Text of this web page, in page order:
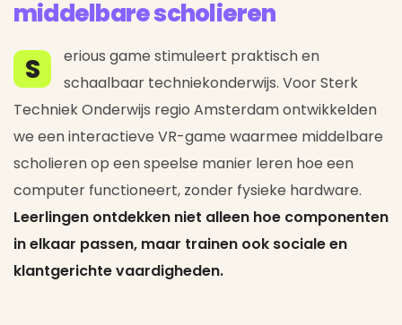
middelbare scholieren
S
erious game stimuleert praktisch en
schaalbaar techniekonderwijs. Voor Sterk
Techniek Onderwijs regio Amsterdam ontwikkelden
we een interactieve VR-game waarmee middelbare
scholieren op een speelse manier leren hoe een
computer functioneert, zonder fysieke hardware.
Leerlingen ontdekken niet alleen hoe componenten
in elkaar passen, maar trainen ook sociale en
klantgerichte vaardigheden.